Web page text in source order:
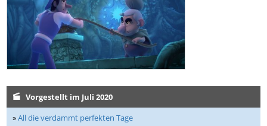
Vorgestellt im Juli 2020
»All die verdammt perfekten Tage